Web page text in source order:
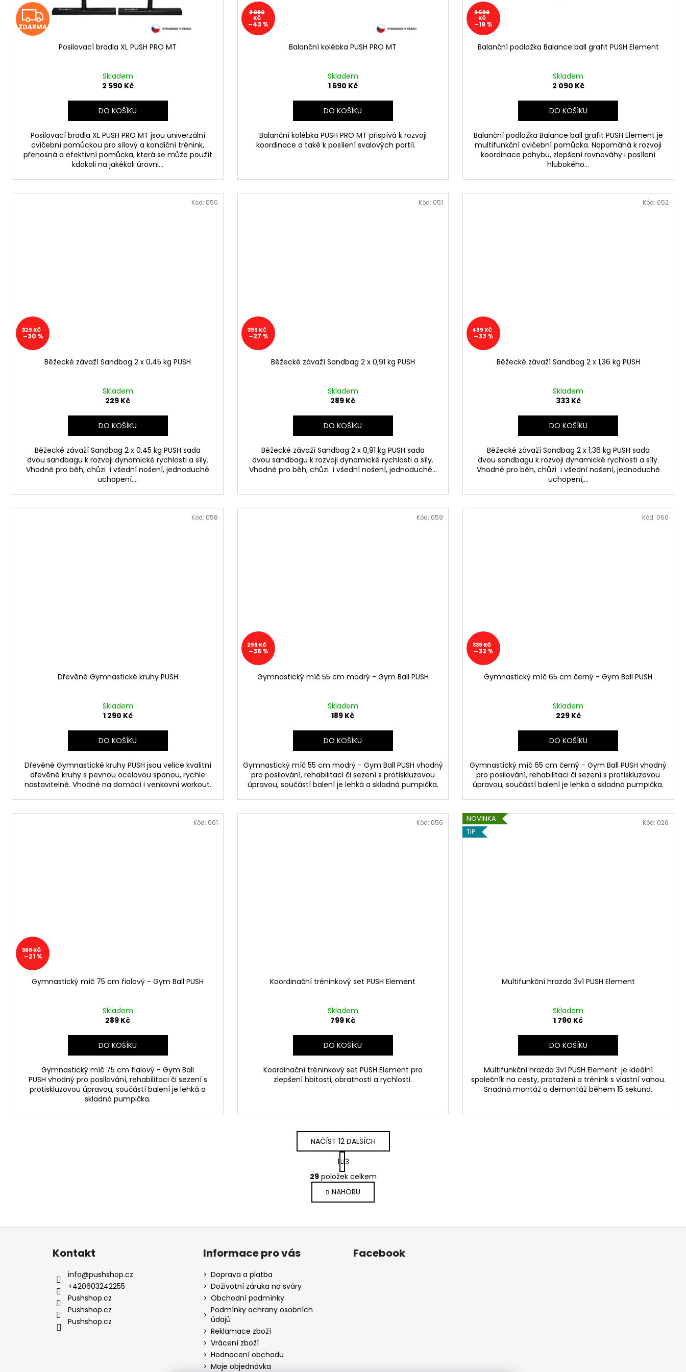
k
Z
D
ZDARMA
Posilovací bradla XL PUSH PRO MT
Skladem
2 590 Kč
DO KOŠÍKU
Posilovací bradla XL PUSH PRO MT jsou univerzální
cvičební pomůckou pro sílový a kondiční trénink,
přenosná a efektivní pomůcka, která se může použít
kdokoli na jakékoli úrovni...
2 990
KČ
–43 %
Balanční kolébka PUSH PRO MT
Skladem
1 690 Kč
DO KOŠÍKU
Balanční kolébka PUSH PRO MT přispívá k rozvoji
koordinace a také k posílení svalových partií.
2 599
KČ
–19 %
Balanční podložka Balance ball grafit PUSH Element
Skladem
2 090 Kč
DO KOŠÍKU
Balanční podložka Balance ball grafit PUSH Element je
multifunkční cvičební pomůcka. Napomáhá k rozvoji
koordinace pohybu, zlepšení rovnováhy i posílení
hlubokého...
329 KČ
–30 %
Běžecké závaží Sandbag 2 x 0,45 kg PUSH
Skladem
229 Kč
DO KOŠÍKU
Běžecké závaží Sandbag 2 x 0,45 kg PUSH sada
dvou sandbagu k rozvoji dynamické rychlosti a síly.
Vhodné pro běh, chůzi i všední nošení, jednoduché
uchopení,...
Kód: 050
399 KČ
–27 %
Běžecké závaží Sandbag 2 x 0,91 kg PUSH
Skladem
289 Kč
DO KOŠÍKU
Běžecké závaží Sandbag 2 x 0,91 kg PUSH sada
dvou sandbagu k rozvoji dynamické rychlosti a síly.
Vhodné pro běh, chůzi i všední nošení, jednoduché...
Kód: 051
499 KČ
–33 %
Běžecké závaží Sandbag 2 x 1,36 kg PUSH
Skladem
333 Kč
DO KOŠÍKU
Běžecké závaží Sandbag 2 x 1,36 kg PUSH sada
dvou sandbagu k rozvoji dynamické rychlosti a síly.
Vhodné pro běh, chůzi i všední nošení, jednoduché
uchopení,...
Kód: 052
Dřevěné Gymnastické kruhy PUSH
Skladem
1 290 Kč
DO KOŠÍKU
Dřevěné Gymnastické kruhy PUSH jsou velice kvalitní
dřevěné kruhy s pevnou ocelovou sponou, rychle
nastavitelné. Vhodné na domácí i venkovní workout.
Kód: 058
299 KČ
–36 %
Gymnastický míč 55 cm modrý - Gym Ball PUSH
Skladem
189 Kč
DO KOŠÍKU
Gymnastický míč 55 cm modrý - Gym Ball PUSH vhodný
pro posilování, rehabilitaci či sezení s protiskluzovou
úpravou, součástí balení je lehká a skladná pumpička.
Kód: 059
339 KČ
–32 %
Gymnastický míč 65 cm černý - Gym Ball PUSH
Skladem
229 Kč
DO KOŠÍKU
Gymnastický míč 65 cm černý - Gym Ball PUSH vhodný
pro posilování, rehabilitaci či sezení s protiskluzovou
úpravou, součástí balení je lehká a skladná pumpička.
Kód: 060
369 KČ
–21 %
Gymnastický míč 75 cm fialový - Gym Ball PUSH
Skladem
289 Kč
DO KOŠÍKU
Gymnastický míč 75 cm fialový - Gym Ball
PUSH vhodný pro posilování, rehabilitaci či sezení s
protiskluzovou úpravou, součástí balení je lehká a
skladná pumpička.
Kód: 061
Koordinační tréninkový set PUSH Element
Skladem
799 Kč
DO KOŠÍKU
Koordinační tréninkový set PUSH Element pro
zlepšení hbitosti, obratnosti a rychlosti.
Kód: 056
NOVINKA
TIP
Multifunkční hrazda 3v1 PUSH Element
Skladem
1 790 Kč
DO KOŠÍKU
Multifunkční hrazda 3v1 PUSH Element je ideální
společník na cesty, protažení a trénink s vlastní vahou.
Snadná montáž a demontáž během 15 sekund.
Kód: 026
O
v
l
á
a
NAČÍST 12 DALŠÍCH
S
t
r
á
n
k
1 3
29položek celkem
NAHORU
Z
Kontakt
info@pushshop.cz
+420603242255
Pushshop.cz
Pushshop.cz
Pushshop.cz
Informace pro vás
Doprava a platba
Doživotní záruka na sváry
Obchodní podmínky
Podmínky ochrany osobních
údajů
Reklamace zboží
Vrácení zboží
Hodnocení obchodu
Moje objednávka
Facebook